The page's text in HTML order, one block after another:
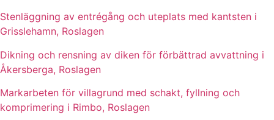
Stenläggning av entrégång och uteplats med kantsten i
Grisslehamn, Roslagen
Dikning och rensning av diken för förbättrad avvattning i
Åkersberga, Roslagen
Markarbeten för villagrund med schakt, fyllning och
komprimering i Rimbo, Roslagen